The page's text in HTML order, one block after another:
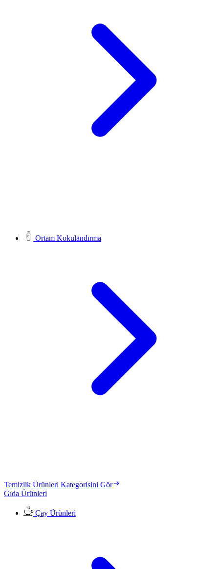
Ortam Kokulandırma
Temizlik Ürünleri Kategorisini Gör
Gıda Ürünleri
Çay Ürünleri